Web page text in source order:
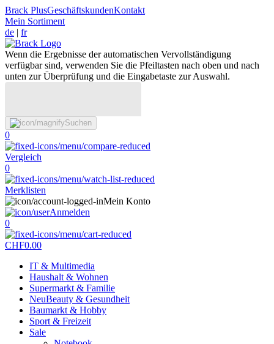
Brack PlusGeschäftskundenKontakt
Mein Sortiment
de | fr
Wenn die Ergebnisse der automatischen Vervollständigung
verfügbar sind, verwenden Sie die Pfeiltasten nach oben und nach
unten zur Überprüfung und die Eingabetaste zur Auswahl.
Suchen
0
Vergleich
0
Merklisten
Mein Konto
Anmelden
0
CHF0.00
IT & Multimedia
Haushalt & Wohnen
Supermarkt & Familie
NeuBeauty & Gesundheit
Baumarkt & Hobby
Sport & Freizeit
Sale